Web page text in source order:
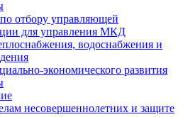
отбору управляющей
для управления МКД
водоснабжения и
экономического развития
несовершеннолетних и защите